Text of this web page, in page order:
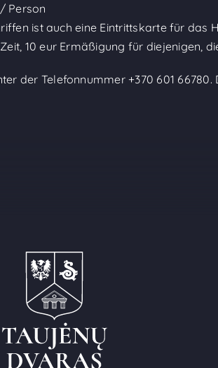
Person
ist auch eine Eintrittskarte für das
10 eur Ermäßigung für diejenigen,
der Telefonnummer+370 601 66780.